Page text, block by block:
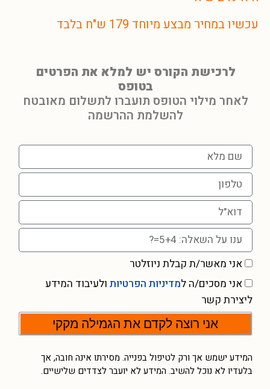
עכשיו במחיר מבצע מיוחד 179 ש"ח בלבד
לרכישת הקורס יש למלא את הפרטים
בטופס
לאחר מילוי הטופס תועברו לתשלום מאובטח
להשלמת ההרשמה
אני מאשר/ת קבלת ניוזלטר
אני מסכים/ה למדיניות הפרטיות ולעיבוד המידע
ליצירת קשר
אני רוצה לקדם את הגמילה מקקי
המידע ישמש אך ורק לטיפול בפנייה. מסירתו אינה חובה, אך
בלעדיו לא נוכל להשיב. המידע לא יועבר לצדדים שלישיים.